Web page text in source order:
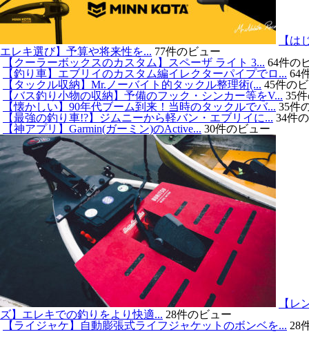
【は
エレキ選び】予算や将来性を... 77件のビュー
【クーラーボックスのカスタム】スペーザ ライト 3... 64件の
【釣り車】エブリイのカスタム編イレクターパイプでロ... 64
【タックル収納】Mr.ノーバイト的タックル整理術(... 45件の
【バス釣り小物の収納】予備のフック・シンカー等をV... 35
【懐かしい】90年代ブーム到来！当時のタックルでバ... 35件
【最強の釣り車!?】ジムニーから軽バン・エブリイに... 34件
【神アプリ】Garmin(ガーミン)のActive... 30件のビュー
【レ
ズ】エレキでの釣りをより快適... 28件のビュー
【ライジャケ】自動膨張式ライフジャケットのボンベを... 28